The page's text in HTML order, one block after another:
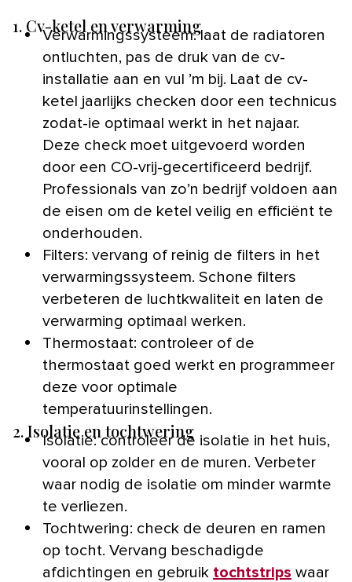
1. Cv-ketel en verwarming
Verwarmingssysteem: laat de radiatoren
ontluchten, pas de druk van de cv-
installatie aan en vul ’m bij. Laat de cv-
ketel jaarlijks checken door een technicus
zodat-ie optimaal werkt in het najaar.
Deze check moet uitgevoerd worden
door een CO-vrij-gecertificeerd bedrijf.
Professionals van zo’n bedrijf voldoen aan
de eisen om de ketel veilig en efficiënt te
onderhouden.
Filters: vervang of reinig de filters in het
verwarmingssysteem. Schone filters
verbeteren de luchtkwaliteit en laten de
verwarming optimaal werken.
Thermostaat: controleer of de
thermostaat goed werkt en programmeer
deze voor optimale
temperatuurinstellingen.
2. Isolatie en tochtwering
Isolatie: controleer de isolatie in het huis,
vooral op zolder en de muren. Verbeter
waar nodig de isolatie om minder warmte
te verliezen.
Tochtwering: check de deuren en ramen
op tocht. Vervang beschadigde
afdichtingen en gebruik tochtstrips waar